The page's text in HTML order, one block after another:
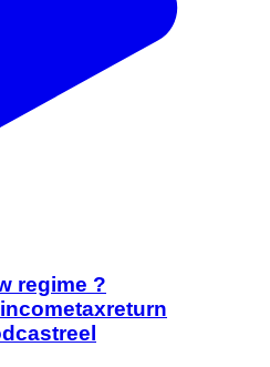
regime ?